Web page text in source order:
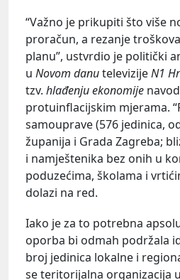
“Važno je prikupiti što više
proračun, a rezanje
planu”, ustvrdio je politički
u Novom danutelevizijeN1
tzv. hlađenju ekonomije
protuinflacijskim mjerama.
samouprave (576 jedinica,
županija i Grada Zagreba;
i namještenika bez onih u
poduzećima, školama i
dolazi na red.
Iako je za to potrebna
oporba bi odmah podržala
broj jedinica lokalne i
se teritorijalna organizacija